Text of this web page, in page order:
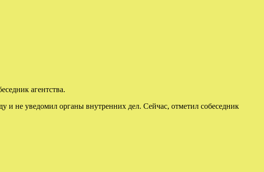
агентства.
не уведомил органы внутренних дел. Сейчас, отметил собеседник